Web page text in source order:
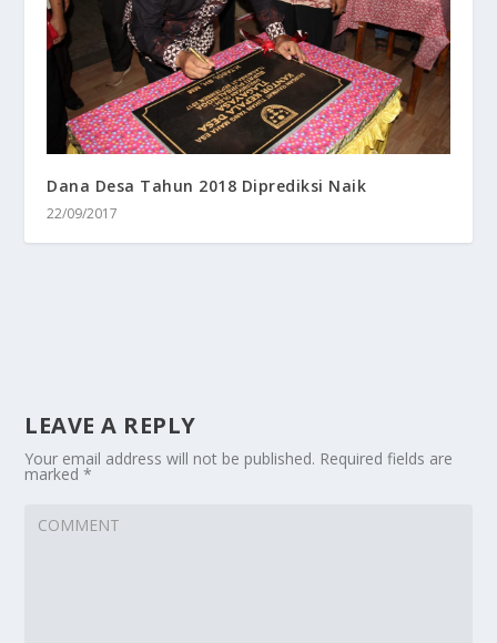
Dana Desa Tahun 2018 Diprediksi Naik
22/09/2017
LEAVE A REPLY
Your email address will not be published. Required fields are
marked*